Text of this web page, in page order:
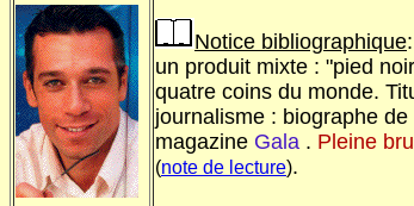
Notice bibliographique
un produit mixte : "pied
quatre coins du monde.
journalisme : biographe
magazine Gala . Pleine
(note de lecture).